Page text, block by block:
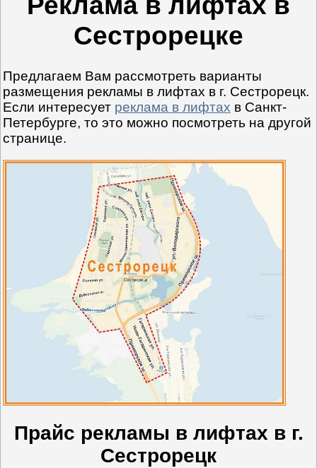
Сестрорецке
Предлагаем Вам рассмотреть варианты
размещения рекламы в лифтах в г. Сестрорецк.
Если интересует реклама в лифтах в Санкт-
Петербурге, то это можно посмотреть на другой
странице.
Прайс рекламы в лифтах в г.
Сестрорецк